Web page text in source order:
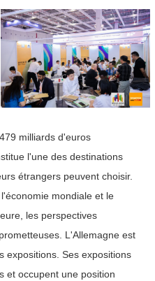
milliards d'euros
l'une des destinations
étrangers peuvent choisir.
mondiale et le
les perspectives
L'Allemagne est
expositions. Ses expositions
et occupent une position